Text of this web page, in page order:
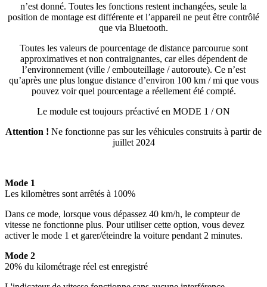
n’est donné. Toutes les fonctions restent inchangées, seule la
position de montage est différente et l’appareil ne peut être contrôlé
que via Bluetooth.
Toutes les valeurs de pourcentage de distance parcourue sont
approximatives et non contraignantes, car elles dépendent de
l’environnement (ville / embouteillage / autoroute). Ce n’est
qu’après une plus longue distance d’environ 100 km / mi que vous
pouvez voir quel pourcentage a réellement été compté.
Le module est toujours préactivé en MODE 1 / ON
Attention ! Ne fonctionne pas sur les véhicules construits à partir de
juillet 2024
Mode 1
Les kilomètres sont arrêtés à 100%
Dans ce mode, lorsque vous dépassez 40 km/h, le compteur de
vitesse ne fonctionne plus. Pour utiliser cette option, vous devez
activer le mode 1 et garer/éteindre la voiture pendant 2 minutes.
Mode 2
20% du kilométrage réel est enregistré